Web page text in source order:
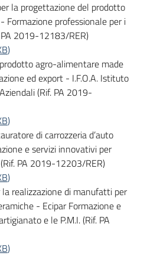
la progettazione del prodotto
Formazione professionale per i
2019-12183/RER)
)
agro-alimentare made
ed export - I.F.O.A. Istituto
(Rif. PA 2019-
)
di carrozzeria d’auto
e servizi innovativi per
PA 2019-12203/RER)
)
la realizzazione di manufatti per
- Ecipar Formazione e
e le P.M.I. (Rif. PA
)